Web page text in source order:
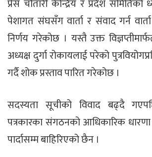
प्रेस चौतारी केन्द्रिय र प्रदेश समितिको
पेशागत संघसँग वार्ता र संवाद गर्न
निर्णय गरेकोछ । यस्तै उक्त
अध्यक्ष दुर्गा रोकायलाई परेको
गर्दै शोक प्रस्ताव पारित गरेकोछ ।
सदस्यता सूचीको विवाद बढ्दै
पत्रकारका संगठनको आधिकारिक
पार्दासम्म बाहिरिएको छैन ।